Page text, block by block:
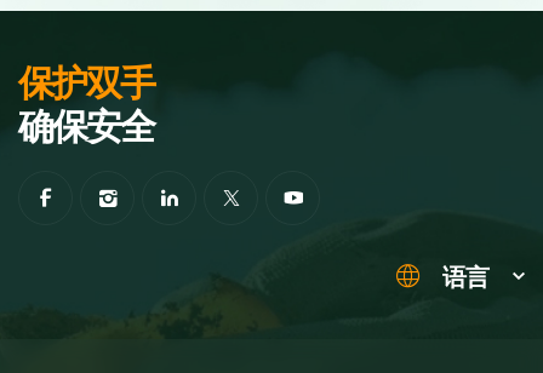
保护双手
确保安全
语言